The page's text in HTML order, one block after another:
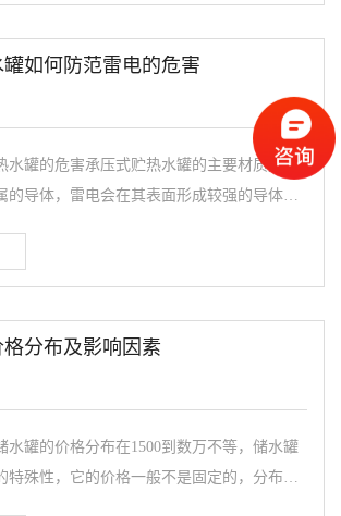
如何防范雷电的危害
水罐的危害承压式贮热水罐的主要材质是不
的导体，雷电会在其表面形成较强的导体，
水...
分布及影响因素
水罐的价格分布在1500到数万不等，储水罐
特殊性，它的价格一般不是固定的，分布上